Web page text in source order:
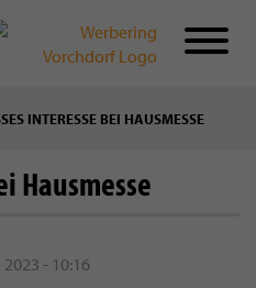
INTERESSE BEI HAUSMESSE
Hausmesse
2023 - 10:16